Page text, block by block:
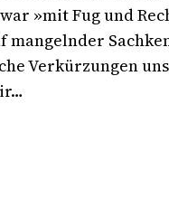
»mit Fug und
mangelnder
Verkürzungen